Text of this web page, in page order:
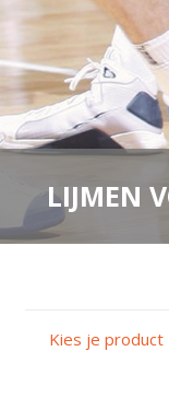
LIJMEN
Kies je product